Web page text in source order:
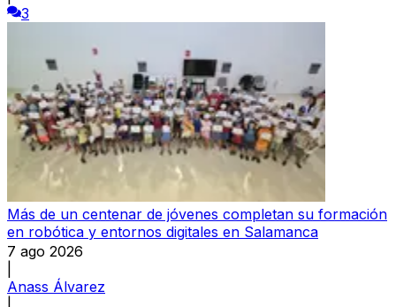
3
Más de un centenar de jóvenes completan su formación
en robótica y entornos digitales en Salamanca
7 ago 2026
Anass Álvarez